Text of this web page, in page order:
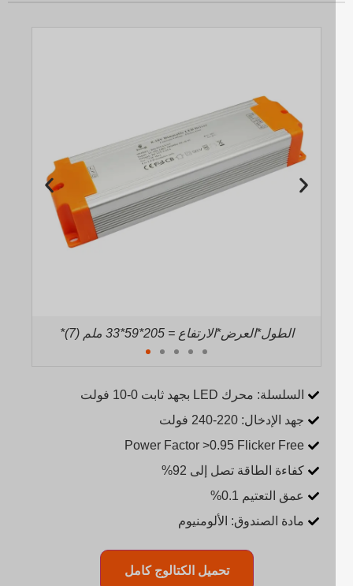
*(8) الطول*العرض*الارتفاع = 221*59*33 ملم
السلسلة: محرك LED بجهد ثابت 0-10 فولت
جهد الإدخال: 220-240 فولت
Power Factor >0.95 Flicker Free
كفاءة الطاقة تصل إلى 92%
عمق التعتيم 0.1%
مادة الصندوق: الألومنيوم
تحميل الكتالوج كامل